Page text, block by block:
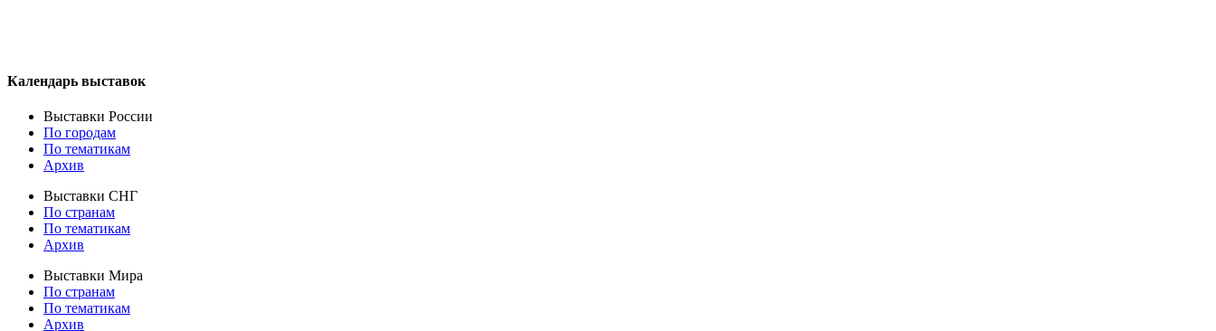
Календарь выставок
Выставки России
По городам
По тематикам
Архив
Выставки СНГ
По странам
По тематикам
Архив
Выставки Мира
По странам
По тематикам
Архив